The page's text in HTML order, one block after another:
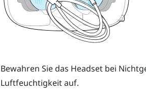
Bewahren Sie das Headset bei
Luftfeuchtigkeit auf.